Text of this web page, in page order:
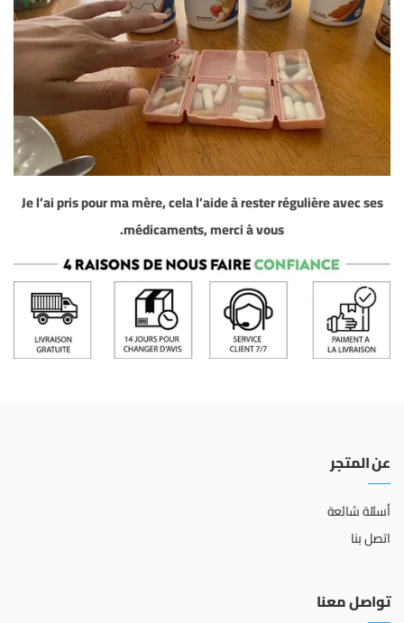
Je l’ai pris pour ma mère, cela l’aide à rester régulière avec ses
médicaments, merci à vous.
عن المتجر
أسئلة شائعة
اتصل بنا
تواصل معنا